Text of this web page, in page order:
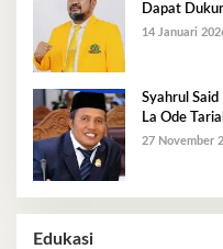
Dapat
14 Januari
Syahrul
La Ode
27 November
Edukasi